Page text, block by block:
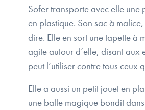
Sofer transporte avec elle une
en plastique. Son sac à
dire. Elle en sort une tapette à
agite autour d’elle, disant aux
peut l’utiliser contre tous ceux
Elle a aussi un petit jouet en
une balle magique bondit